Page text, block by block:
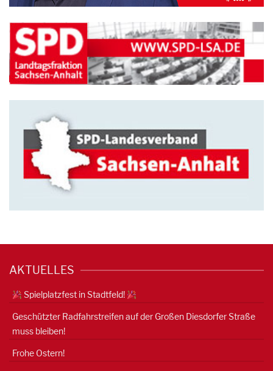
AKTUELLES
Spielplatzfest in Stadtfeld!
Geschützter Radfahrstreifen auf der Großen Diesdorfer Straße
muss bleiben!
Frohe Ostern!